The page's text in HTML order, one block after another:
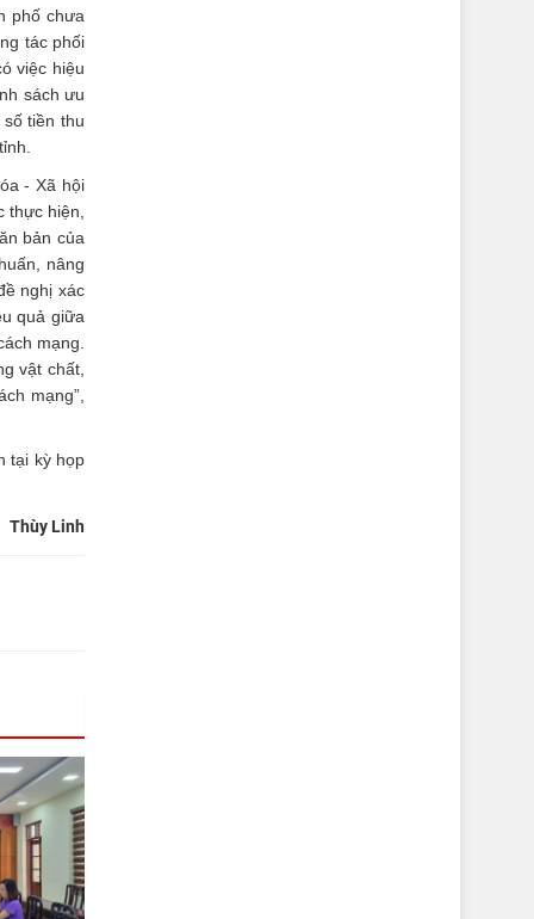
phố chưa
tác phối
việc hiệu
sách ưu
tiền thu
- Xã hội
thực hiện,
bản của
nâng
nghị xác
quả giữa
mạng.
vật chất,
mạng”,
tại kỳ họp
Thùy Linh